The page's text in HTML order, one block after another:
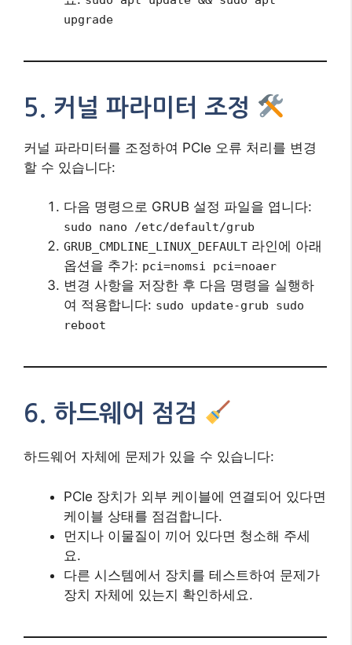
upgrade
5. 커널 파라미터 조정
커널 파라미터를 조정하여 PCIe 오류 처리를 변경
할 수 있습니다:
다음 명령으로 GRUB 설정 파일을 엽니다:
sudo nano /etc/default/grub
GRUB_CMDLINE_LINUX_DEFAULT 라인에 아래
옵션을 추가: pci=nomsi pci=noaer
변경 사항을 저장한 후 다음 명령을 실행하
여 적용합니다: sudo update-grub sudo
reboot
6. 하드웨어 점검
하드웨어 자체에 문제가 있을 수 있습니다:
PCIe 장치가 외부 케이블에 연결되어 있다면
케이블 상태를 점검합니다.
먼지나 이물질이 끼어 있다면 청소해 주세
요.
다른 시스템에서 장치를 테스트하여 문제가
장치 자체에 있는지 확인하세요.